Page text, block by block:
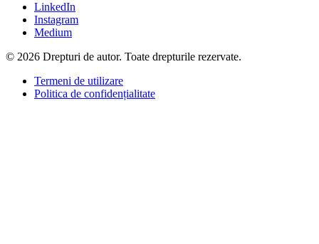
LinkedIn
Instagram
Medium
© 2026 Drepturi de autor. Toate drepturile rezervate.
Termeni de utilizare
Politica de confidențialitate